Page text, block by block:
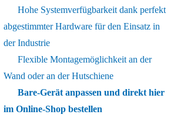
Hohe Systemverfügbarkeit dank perfekt
abgestimmter Hardware für den Einsatz in
der Industrie
Flexible Montagemöglichkeit an der
Wand oder an der Hutschiene
Bare-Gerät anpassen und direkt hier
im Online-Shop bestellen